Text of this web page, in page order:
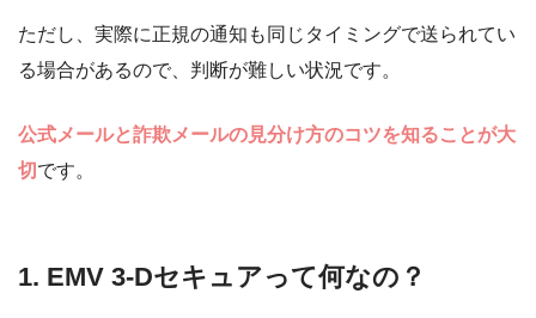
ただし、実際に正規の通知も同じタイミングで送られてい
る場合があるので、判断が難しい状況です。
公式メールと詐欺メールの見分け方のコツを知ることが大
切 です。
1. EMV 3-Dセキュアって何なの？